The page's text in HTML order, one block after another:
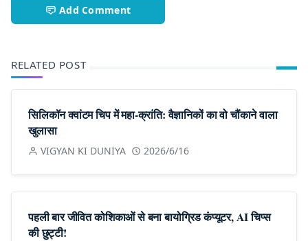
Add Comment
RELATED POST
सिलिकॉन क्वांटम चिप में महा-क्रांति: वैज्ञानिकों का वो चौंकाने वाला
खुलासा
VIGYAN KI DUNIYA 2026/6/16
पहली बार जीवित कोशिकाओं से बना बायोग्रिड कंप्यूटर, AI चिप्स
की छुट्टी!